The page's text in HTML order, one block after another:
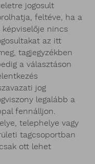
jogosult
feltéve, ha a
nincs
az itt
tagjegyzékben
a választáson
jog
legalább a
fennálljon.
telephelye vagy
tagcsoportban
ott lehet